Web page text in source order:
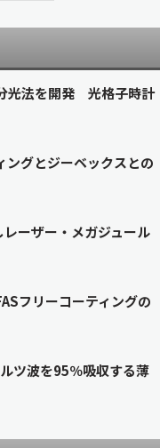
光法を開発 光格子時計
ングとジーベックスとの
ーザー・メガジュール
フリーコーティングの
ツ波を95％吸収する薄